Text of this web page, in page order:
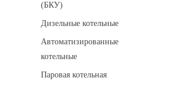
(БКУ)
Дизельные котельные
Автоматизированные
котельные
Паровая котельная